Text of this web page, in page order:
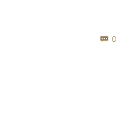
 0